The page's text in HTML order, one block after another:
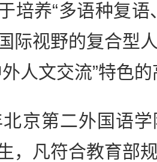
培养“多语种复语
际视野的复合型
人文交流”特色
第二外国语学
，凡符合教育部